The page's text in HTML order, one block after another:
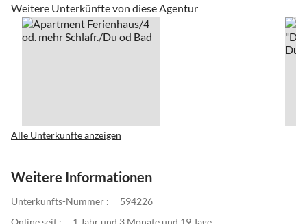
Weitere Unterkünfte von diese Agentur
Alle Unterkünfte anzeigen
Weitere Informationen
Unterkunfts-Nummer :
594226
Online seit :
1 Jahr und 3 Monate und 19 Tage